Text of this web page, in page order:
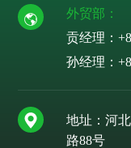
外贸部：
贡经理：
孙经理：
地址：河
路88号